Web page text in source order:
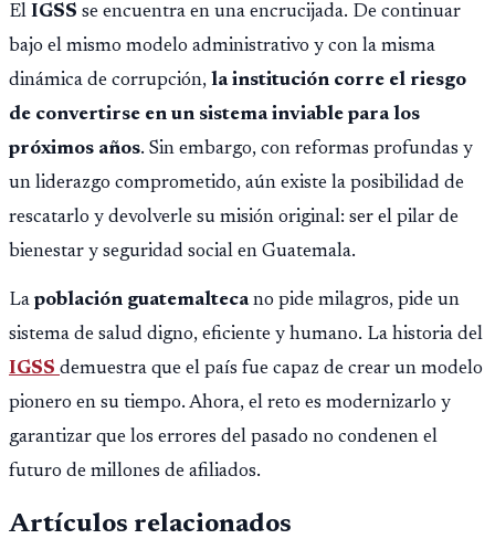
El IGSS se encuentra en una encrucijada. De continuar
bajo el mismo modelo administrativo y con la misma
dinámica de corrupción, la institución corre el riesgo
de convertirse en un sistema inviable para los
próximos años. Sin embargo, con reformas profundas y
un liderazgo comprometido, aún existe la posibilidad de
rescatarlo y devolverle su misión original: ser el pilar de
bienestar y seguridad social en Guatemala.
La población guatemaltecano pide milagros, pide un
sistema de salud digno, eficiente y humano. La historia del
IGSS demuestra que el país fue capaz de crear un modelo
pionero en su tiempo. Ahora, el reto es modernizarlo y
garantizar que los errores del pasado no condenen el
futuro de millones de afiliados.
Artículos relacionados